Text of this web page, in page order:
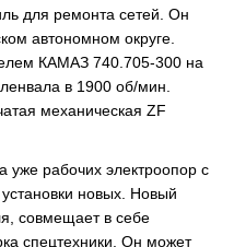
для ремонта сетей. Он
автономном округе.
КАМАЗ 740.705-300 на
в 1900 об/мин.
механическая ZF
рабочих электроопор с
новых. Новый
совмещает в себе
спецтехники. Он может